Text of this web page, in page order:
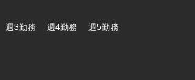
週3勤務 週4勤務 週5勤務